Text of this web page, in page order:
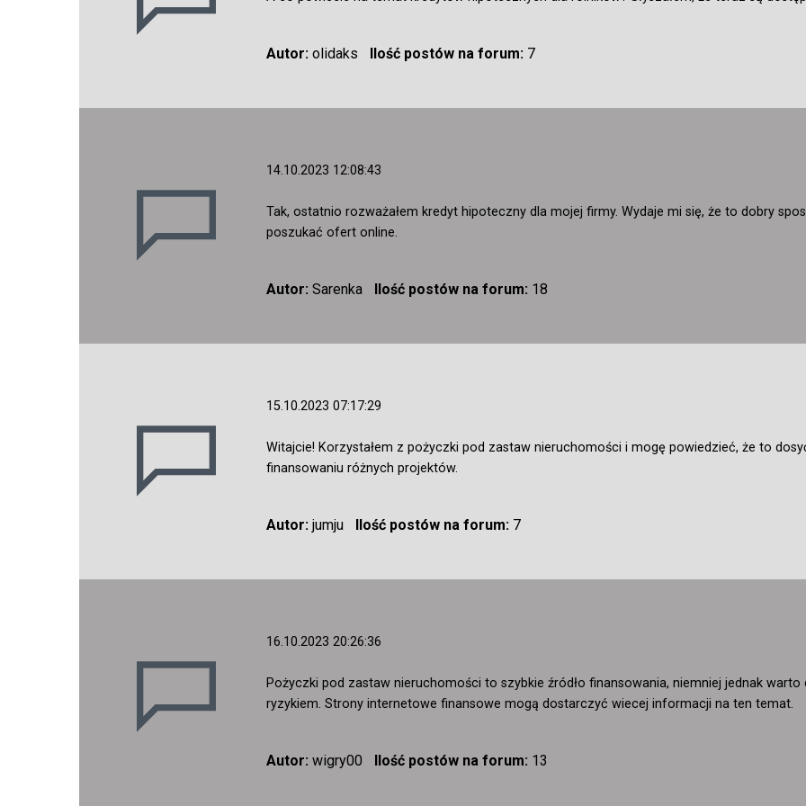
Autor: olidaks Ilość postów na forum:7
14.10.2023 12:08:43
Tak, ostatnio rozważałem kredyt hipoteczny dla mojej firmy. Wydaje mi się, że to dobry
poszukać ofert online.
Autor: Sarenka Ilość postów na forum: 18
15.10.2023 07:17:29
Witajcie! Korzystałem z pożyczki pod zastaw nieruchomości i mogę powiedzieć, że to
finansowaniu różnych projektów.
Autor: jumju Ilość postów na forum:7
16.10.2023 20:26:36
Pożyczki pod zastaw nieruchomości to szybkie źródło finansowania, niemniej jednak
ryzykiem. Strony internetowe finansowe mogą dostarczyć wiecej informacji na ten temat.
Autor: wigry00 Ilość postów na forum: 13